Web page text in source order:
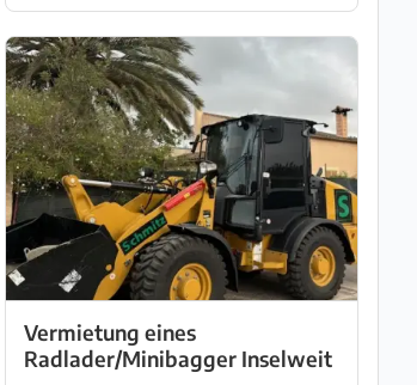
Rueckenstuetze. Ideales Insel...
Vermietung eines
Radlader/Minibagger Inselweit